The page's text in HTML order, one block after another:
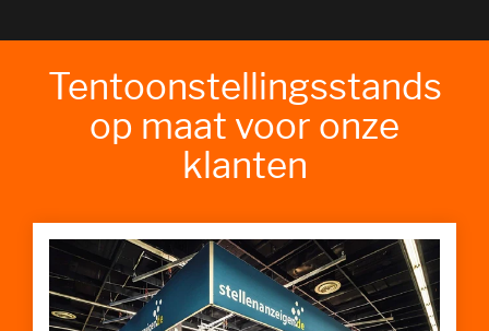
Tentoonstellingsstands
op maat voor onze
klanten